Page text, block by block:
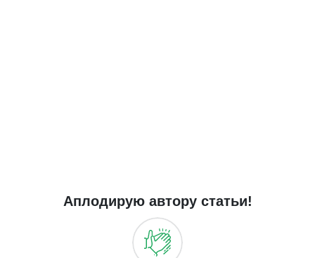
Аплодирую автору статьи!